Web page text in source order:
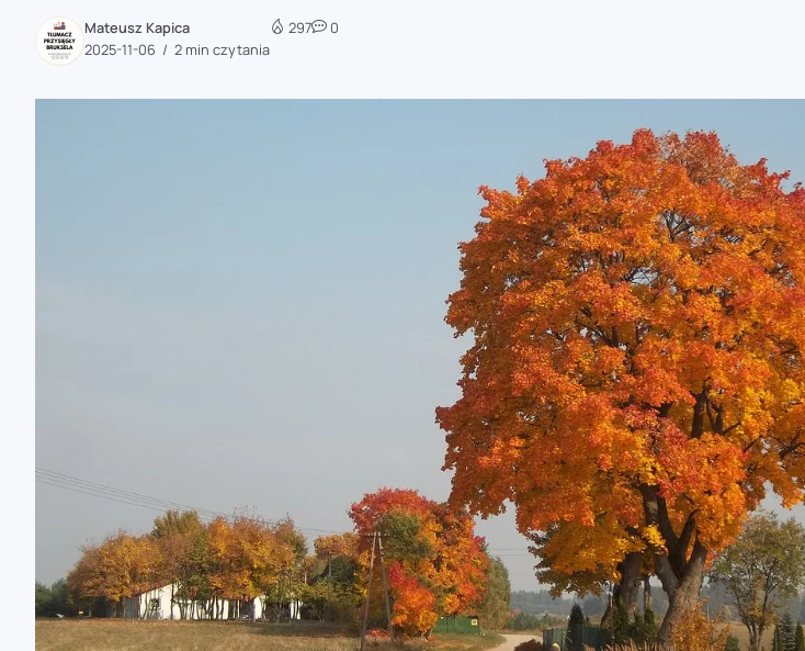
zaobserwuj nas
zaobserwuj nas
Mateusz Kapica
2025-11-06
2 min czytania
297 0